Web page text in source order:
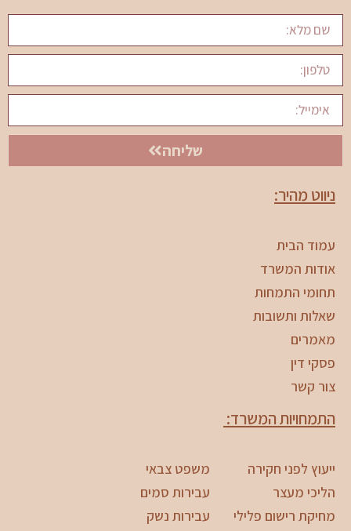
שליחה
ניווט מהיר:
עמוד הבית
אודות המשרד
תחומי התמחות
שאלות ותשובות
מאמרים
פסקי דין
צור קשר
התמחויות המשרד:
ייעוץ לפני חקירה
הליכי מעצר
מחיקת רישום פלילי
משפט צבאי
עבירות סמים
עבירות נשק